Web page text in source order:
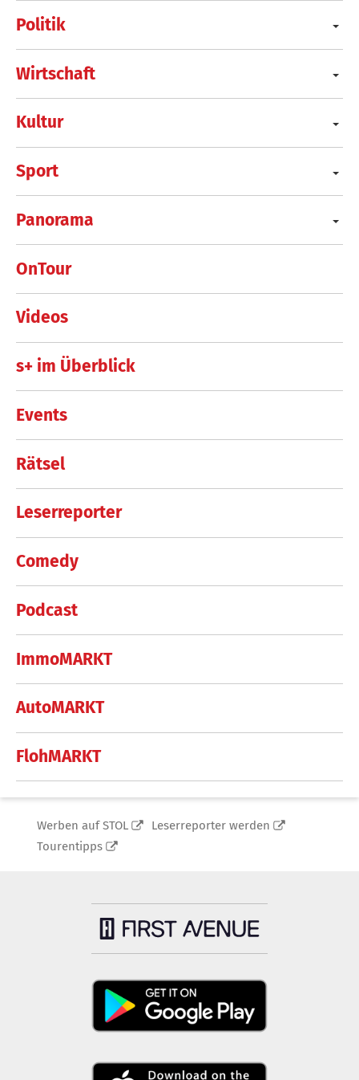
Politik
Wirtschaft
Kultur
Sport
Panorama
OnTour
Videos
s+ im Überblick
Events
Rätsel
Leserreporter
Comedy
Podcast
ImmoMARKT
AutoMARKT
FlohMARKT
Werben auf STOL
Leserreporter werden
Tourentipps